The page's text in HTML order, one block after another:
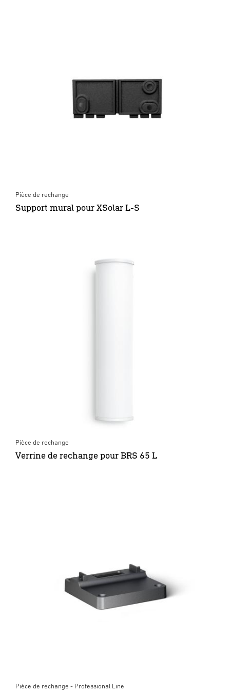
Pièce de rechange
Support mural pour XSolar L-S
Pièce de rechange
Verrine de rechange pour BRS 65 L
Pièce de rechange - Professional Line